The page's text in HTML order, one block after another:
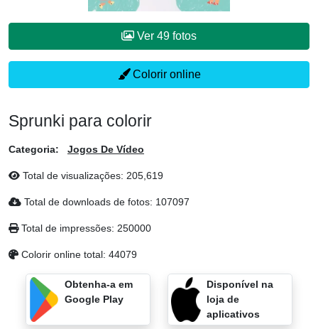
Ver 49 fotos
Colorir online
Sprunki para colorir
Categoria: Jogos De Vídeo
Total de visualizações: 205,619
Total de downloads de fotos: 107097
Total de impressões: 250000
Colorir online total: 44079
Obtenha-a em
Google Play
Disponível na
loja de
aplicativos